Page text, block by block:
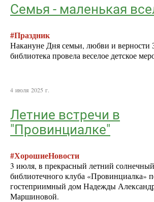
Семья - маленькая
#Праздник
Накануне Дня семьи, любви и верности
библиотека провела веселое детское
4 июля 2025 г.
Летние встречи в
"Провинциалке"
#ХорошиеНовости
3 июля, в прекрасный летний
библиотечного клуба «Провинциалка»
гостеприимный дом Надежды
Маршиновой.